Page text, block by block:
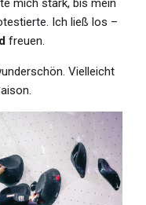
mich stark, bis mein
Ich ließ los –
freuen.
Vielleicht